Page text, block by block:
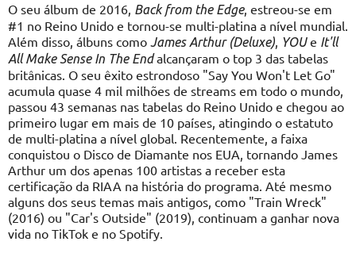
O seu álbum de 2016, Back from the Edge, estreou-se em
#1 no Reino Unido e tornou-se multi-platina a nível mundial.
Além disso, álbuns como James Arthur (Deluxe), YOUe It'll
All Make Sense In The Endalcançaram o top 3 das tabelas
britânicas. O seu êxito estrondoso "Say You Won't Let Go"
acumula quase 4 mil milhões de streams em todo o mundo,
passou 43 semanas nas tabelas do Reino Unido e chegou ao
primeiro lugar em mais de 10 países, atingindo o estatuto
de multi-platina a nível global. Recentemente, a faixa
conquistou o Disco de Diamante nos EUA, tornando James
Arthur um dos apenas 100 artistas a receber esta
certificação da RIAA na história do programa. Até mesmo
alguns dos seus temas mais antigos, como "Train Wreck"
(2016) ou "Car's Outside" (2019), continuam a ganhar nova
vida no TikTok e no Spotify.